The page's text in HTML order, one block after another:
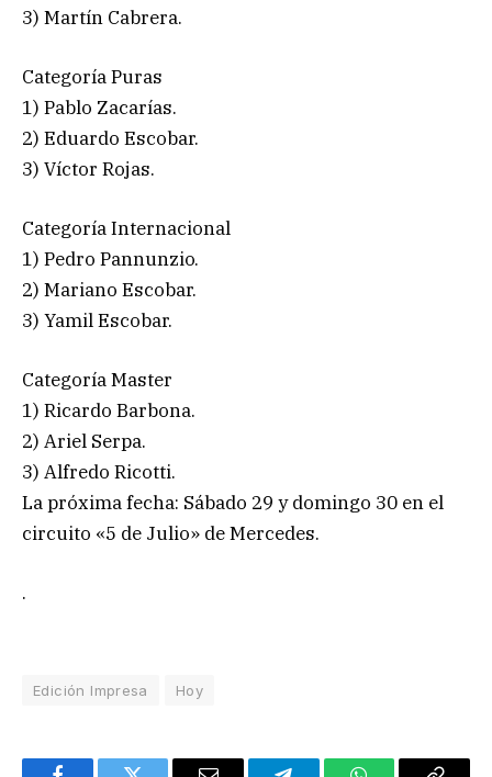
3) Martín Cabrera.
Categoría Puras
1) Pablo Zacarías.
2) Eduardo Escobar.
3) Víctor Rojas.
Categoría Internacional
1) Pedro Pannunzio.
2) Mariano Escobar.
3) Yamil Escobar.
Categoría Master
1) Ricardo Barbona.
2) Ariel Serpa.
3) Alfredo Ricotti.
La próxima fecha: Sábado 29 y domingo 30 en el
circuito «5 de Julio» de Mercedes.
.
Edición Impresa Hoy